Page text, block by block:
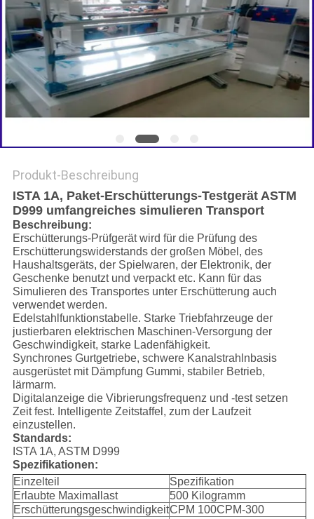
DATENSCHUTZRICHTLINIE
Produkt-Beschreibung
ISTA 1A, Paket-Erschütterungs-Testgerät ASTM
D999 umfangreiches simulieren Transport
Beschreibung:
Erschütterungs-Prüfgerät wird für die Prüfung des
Erschütterungswiderstands der großen Möbel, des
Haushaltsgeräts, der Spielwaren, der Elektronik, der
Geschenke benutzt und verpackt etc. Kann für das
Simulieren des Transportes unter Erschütterung auch
verwendet werden.
Edelstahlfunktionstabelle. Starke Triebfahrzeuge der
justierbaren elektrischen Maschinen-Versorgung der
Geschwindigkeit, starke Ladenfähigkeit.
Synchrones Gurtgetriebe, schwere Kanalstrahlnbasis
ausgerüstet mit Dämpfung Gummi, stabiler Betrieb,
lärmarm.
Digitalanzeige die Vibrierungsfrequenz und -test setzen
Zeit fest. Intelligente Zeitstaffel, zum der Laufzeit
einzustellen.
Standards:
ISTA 1A, ASTM D999
Spezifikationen:
Einzelteil
Spezifikation
Erlaubte Maximallast
500 Kilogramm
ErschütterungsgeschwindigkeitCPM 100CPM-300